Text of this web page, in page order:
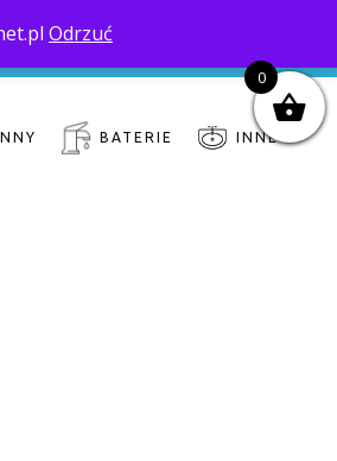
Odrzuć
Zamówienie
BATERIE INNE
0